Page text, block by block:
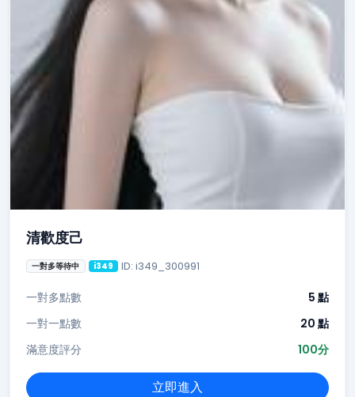
清歡度己
一對多等待中 i349 ID: i349_300991
一對多點數
5 點
一對一點數
20 點
滿意度評分
100分
立即進入